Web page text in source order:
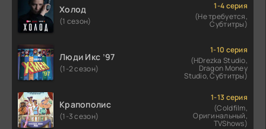
Холод
(1 сезон)
1-4 серия
(Не требуется,
Субтитры)
Люди Икс ’97
(1-2 сезон)
1-10 серия
(HDrezka Studio,
Dragon Money
Studio, Субтитры)
Крапополис
(1-3 сезон)
1-13 серия
(Coldfilm,
Оригинальный,
TVShows)